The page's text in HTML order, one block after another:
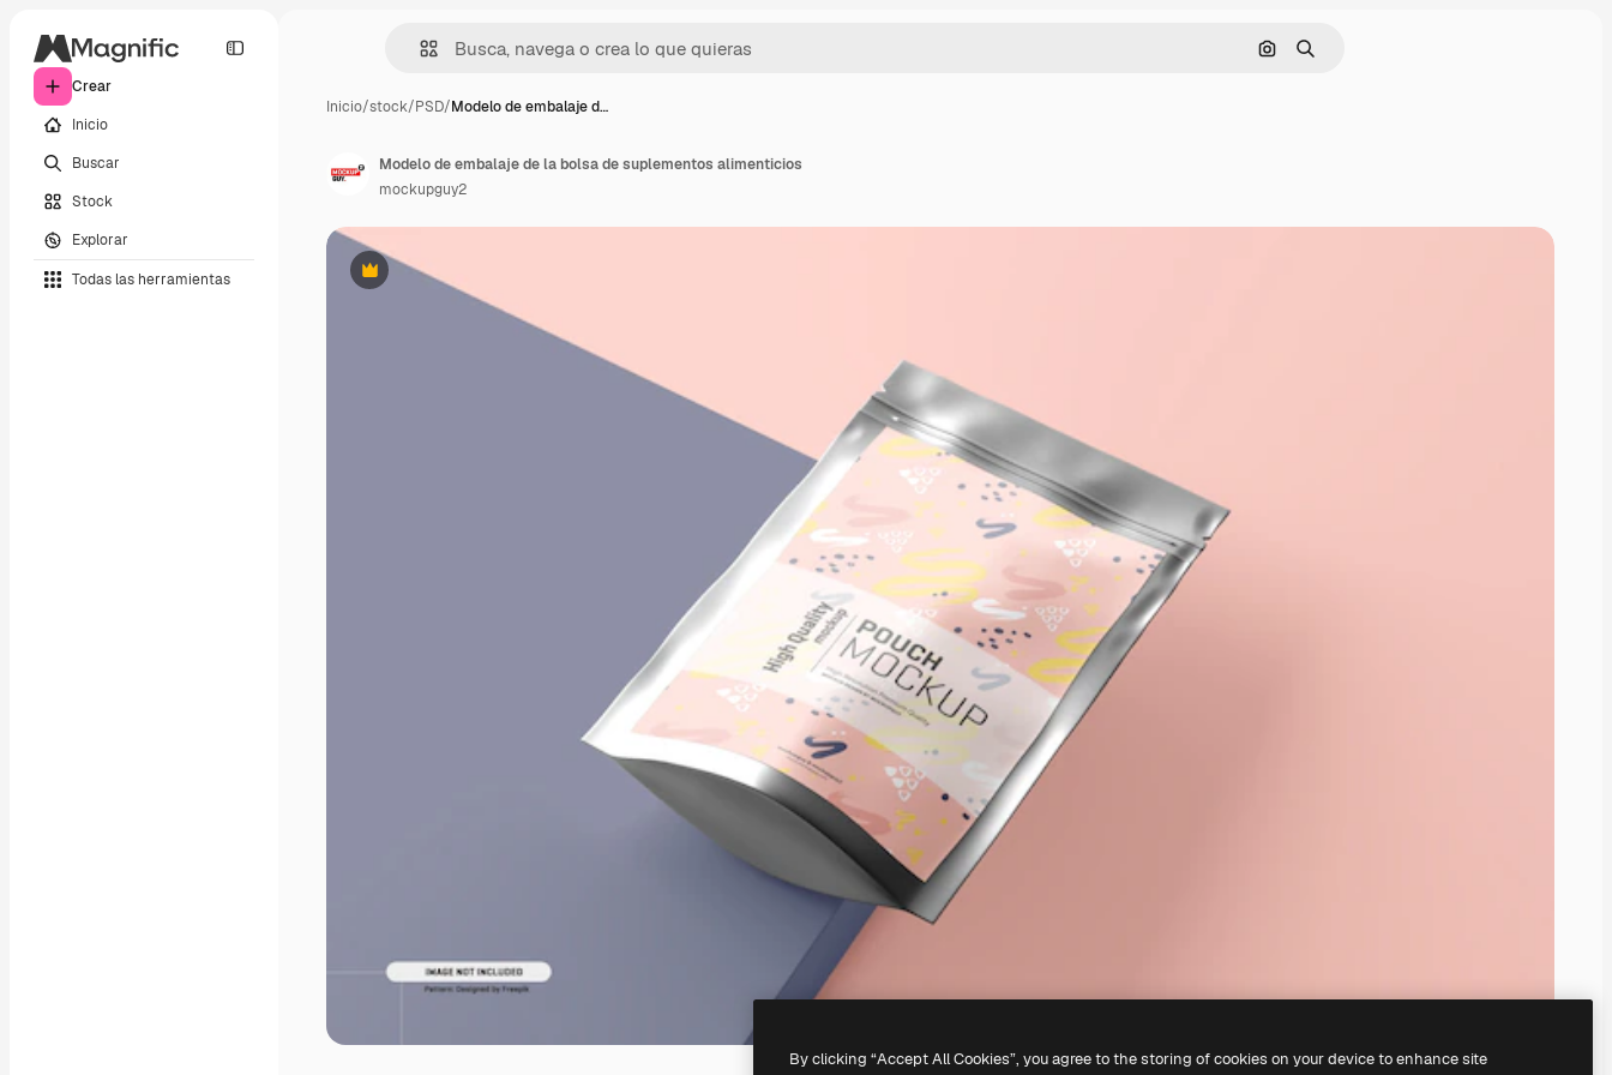
Crear
Inicio
Buscar
Stock
Explorar
Todas las herramientas
Buscar por imagen
Buscar
Inicio/stock/PSD/Modelo de embalaje d…
Premium
Modelo de embalaje de la bolsa de suplementos alimenticios
mockupguy2
By clicking “Accept All Cookies”, you agree to the storing of cookies on your device to enhance site